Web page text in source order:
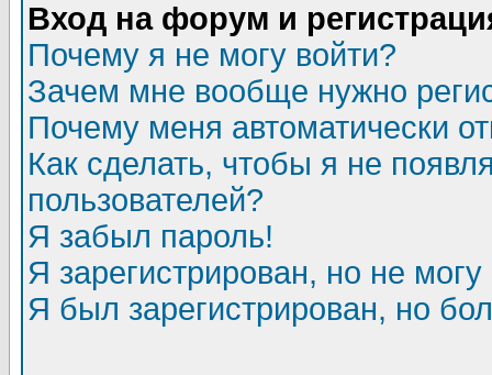
Вход на форум и
Почему я не могу войти?
Зачем мне вообще нужно
Почему меня автоматически
Как сделать, чтобы я не
пользователей?
Я забыл пароль!
Я зарегистрирован, но не могу
Я был зарегистрирован, но